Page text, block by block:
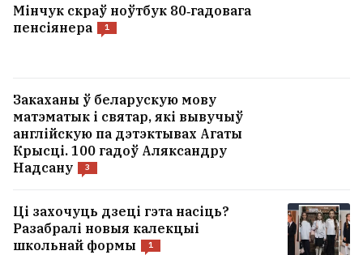
Мінчук скраў ноўтбук 80‑гадовага
пенсіянера
1
Закаханы ў беларускую мову
матэматык і святар, які вывучыў
англійскую па дэтэктывах Агаты
Крысці. 100 гадоў Аляксандру
Надсану
3
Ці захочуць дзеці гэта насіць?
Разабралі новыя калекцыі
школьнай формы
1